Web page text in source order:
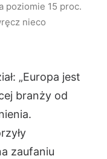
poziomie 15 proc.
nieco
„Europa jest
branży od
zaufaniu